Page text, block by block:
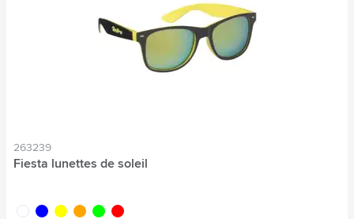
263239
Fiesta lunettes de soleil
blancbleu jauneorange
lime rouge